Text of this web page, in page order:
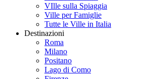
VIlle sulla Spiaggia
Ville per Famiglie
Tutte le Ville in Italia
Destinazioni
Roma
Milano
Positano
Lago di Como